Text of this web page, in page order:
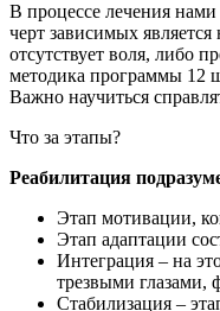
В процессе лечения
черт зависимых
отсутствует воля, либо
методика программы 12
Важно научиться
Что за этапы?
Реабилитация
Этап мотивации,
Этап адаптации
Интеграция – на
трезвыми глазами,
Стабилизация –